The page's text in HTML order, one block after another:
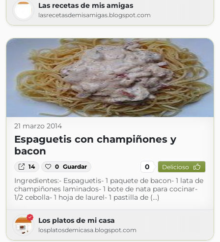
Las recetas de mis amigas
lasrecetasdemisamigas.blogspot.com
21 marzo 2014
Espaguetis con champiñones y
bacon
14 0 Guardar 0 Delicioso
Ingredientes:- Espaguetis- 1 paquete de bacon- 1 lata de
champiñones laminados- 1 bote de nata para cocinar-
1/2 cebolla- 1 hoja de laurel- 1 pastilla de (...)
Los platos de mi casa
losplatosdemicasa.blogspot.com